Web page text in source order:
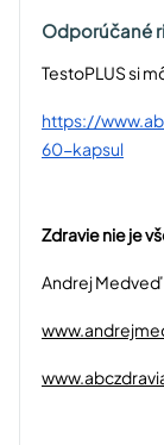
Odporúčané
TestoPLUS si
https://
60-kapsul
Zdravie nie je
Andrej